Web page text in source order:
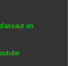
on